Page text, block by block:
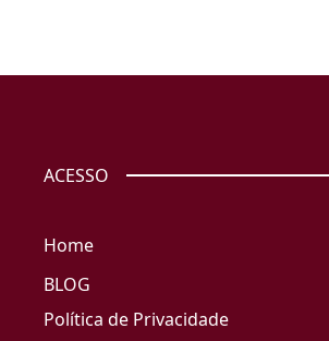
ACESSO
Home
BLOG
Política de Privacidade